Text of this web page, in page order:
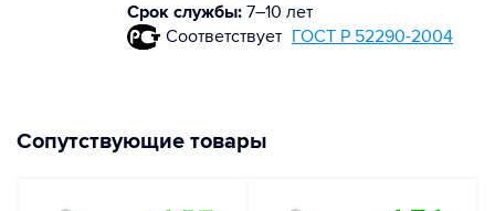
Срок службы: 7–10 лет
Соответствует ГОСТ Р 52290-2004
Сопутствующие товары